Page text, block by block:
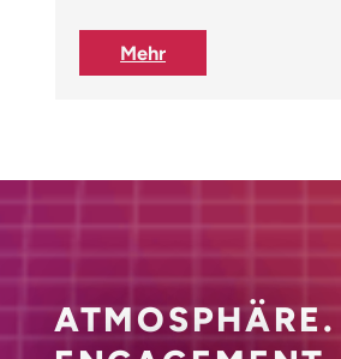
Mehr:
Schulanmeldung
ATMOSPHÄRE.